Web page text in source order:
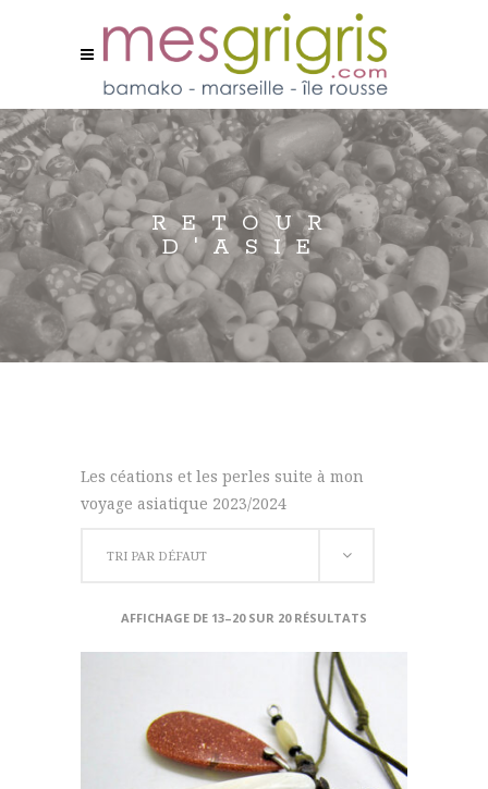
RETOUR
D'ASIE
Les céations et les perles suite à mon
voyage asiatique 2023/2024
TRI PAR DÉFAUT
AFFICHAGE DE 13–20 SUR 20 RÉSULTATS